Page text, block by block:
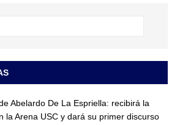
Abelardo De La Espriella: recibirá la
la Arena USC y dará su primer discurso